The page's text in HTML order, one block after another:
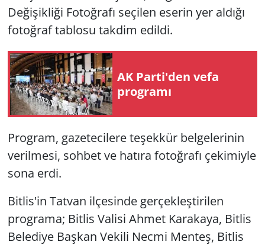
Değişikliği Fotoğrafı seçilen eserin yer aldığı
fotoğraf tablosu takdim edildi.
AK Parti'den vefa
programı
Program, gazetecilere teşekkür belgelerinin
verilmesi, sohbet ve hatıra fotoğrafı çekimiyle
sona erdi.
Bitlis'in Tatvan ilçesinde gerçekleştirilen
programa; Bitlis Valisi Ahmet Karakaya, Bitlis
Belediye Başkan Vekili Necmi Menteş, Bitlis